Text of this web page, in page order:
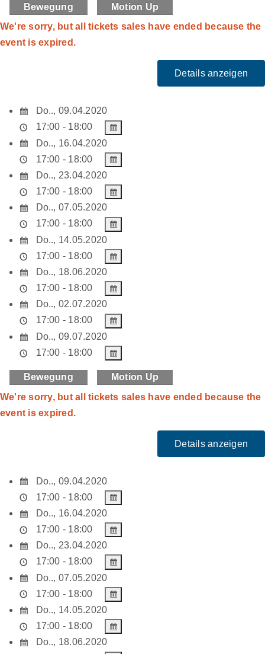
Inhalt
springen
Bewegung
Motion Up
We're sorry, but all tickets sales have ended because the
event is expired.
Do.., 09.04.2020
17:00 - 18:00
Do.., 16.04.2020
17:00 - 18:00
Do.., 23.04.2020
17:00 - 18:00
Do.., 07.05.2020
17:00 - 18:00
Do.., 14.05.2020
17:00 - 18:00
Do.., 18.06.2020
17:00 - 18:00
Do.., 02.07.2020
17:00 - 18:00
Do.., 09.07.2020
17:00 - 18:00
Bewegung
Motion Up
We're sorry, but all tickets sales have ended because the
event is expired.
Do.., 09.04.2020
17:00 - 18:00
Do.., 16.04.2020
17:00 - 18:00
Do.., 23.04.2020
17:00 - 18:00
Do.., 07.05.2020
17:00 - 18:00
Do.., 14.05.2020
17:00 - 18:00
Do.., 18.06.2020